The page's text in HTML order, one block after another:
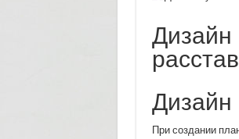
Дизайн
Дизайн
При создании